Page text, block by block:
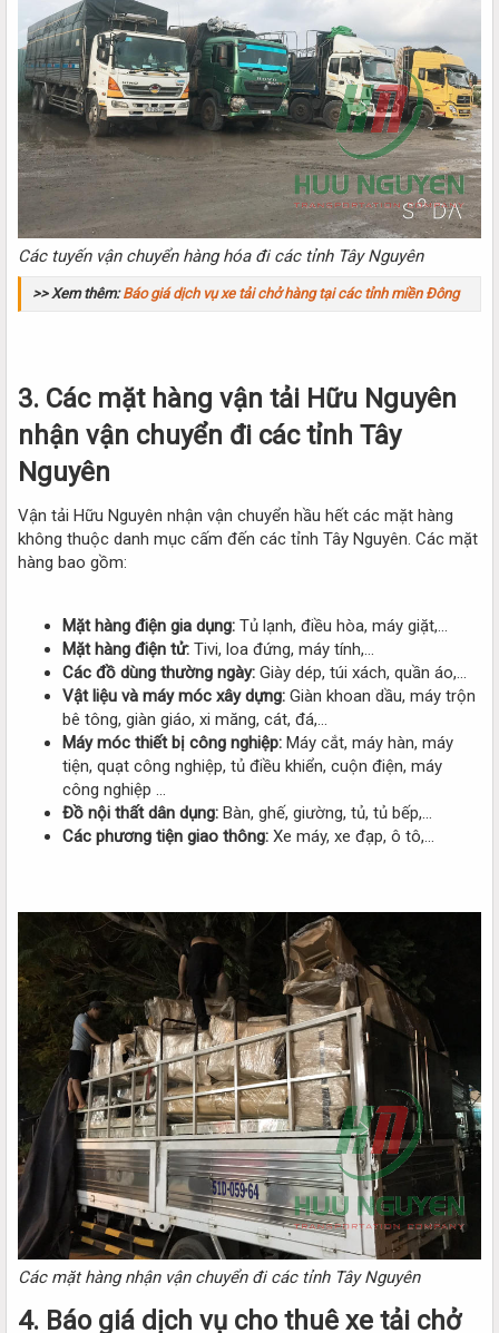
Các tuyến vận chuyển hàng hóa đi các tỉnh Tây Nguyên
>> Xem thêm:Báo giá dịch vụ xe tải chở hàng tại các tỉnh miền Đông
3. Các mặt hàng vận tải Hữu Nguyên
nhận vận chuyển đi các tỉnh Tây
Nguyên
Vận tải Hữu Nguyên nhận vận chuyển hầu hết các mặt hàng
không thuộc danh mục cấm đến các tỉnh Tây Nguyên. Các mặt
hàng bao gồm:
Mặt hàng điện gia dụng: Tủ lạnh, điều hòa, máy giặt,…
Mặt hàng điện tử: Tivi, loa đứng, máy tính,…
Các đồ dùng thường ngày: Giày dép, túi xách, quần áo,…
Vật liệu và máy móc xây dựng: Giàn khoan dầu, máy trộn
bê tông, giàn giáo, xi măng, cát, đá,…
Máy móc thiết bị công nghiệp: Máy cắt, máy hàn, máy
tiện, quạt công nghiệp, tủ điều khiển, cuộn điện, máy
công nghiệp …
Đồ nội thất dân dụng: Bàn, ghế, giường, tủ, tủ bếp,…
Các phương tiện giao thông: Xe máy, xe đạp, ô tô,…
Các mặt hàng nhận vận chuyển đi các tỉnh Tây Nguyên
4. Báo giá dịch vụ cho thuê xe tải chở